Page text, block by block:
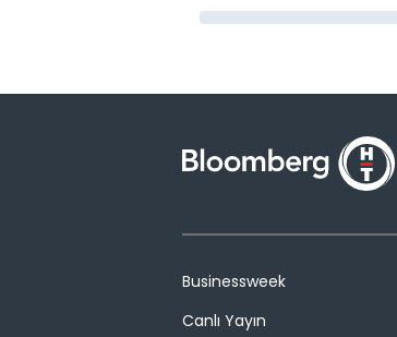
Businessweek
Canlı Yayın